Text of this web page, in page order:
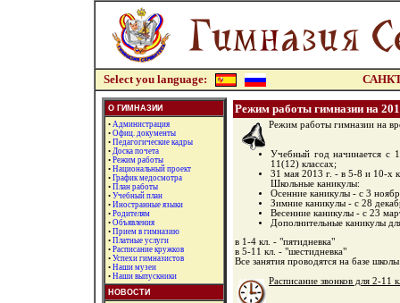
Select you language:
О ГИМНАЗИИ
• Администрация
• Офиц. документы
• Педагогические кадры
• Доска почета
• Режим работы
• Национальный проект
• График медосмотра
• План работы
• Учебный план
• Иностранные языки
• Родителям
• Объявления
• Прием в гимназию
• Платные услуги
• Расписание кружков
• Успехи гимназистов
• Наши музеи
• Наши выпускники
НОВОСТИ
Режим работы гимназии на
Режим работы гимназии на
Учебный год начинается с
11(12) классах;
31 мая 2013 г. - в 5-8 и 10-х
Школьные каникулы:
Осенние каникулы - с 3
Зимние каникулы - с 28
Весенние каникулы - с 23
Дополнительные каникулы
в 1-4 кл. - "пятидневка"
в 5-11 кл. - "шестидневка"
Все занятия проводятся на базе
Расписание звонков для 2-11